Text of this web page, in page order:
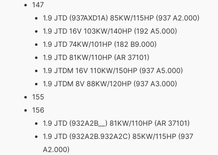
147
1.9 JTD (937AXD1A) 85KW/115HP (937 A2.000)
1.9 JTD 16V 103KW/140HP (192 A5.000)
1.9 JTD 74KW/101HP (182 B9.000)
1.9 JTD 81KW/110HP (AR 37101)
1.9 JTDM 16V 110KW/150HP (937 A5.000)
1.9 JTDM 8V 88KW/120HP (937 A3.000)
155
156
1.9 JTD (932A2B__) 81KW/110HP (AR 37101)
1.9 JTD (932A2B.932A2C) 85KW/115HP (937
A2.000)